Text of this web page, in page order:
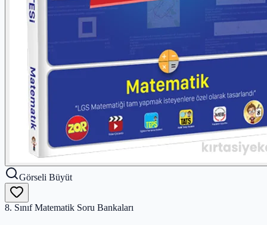
Görseli Büyüt
8. Sınıf Matematik Soru Bankaları